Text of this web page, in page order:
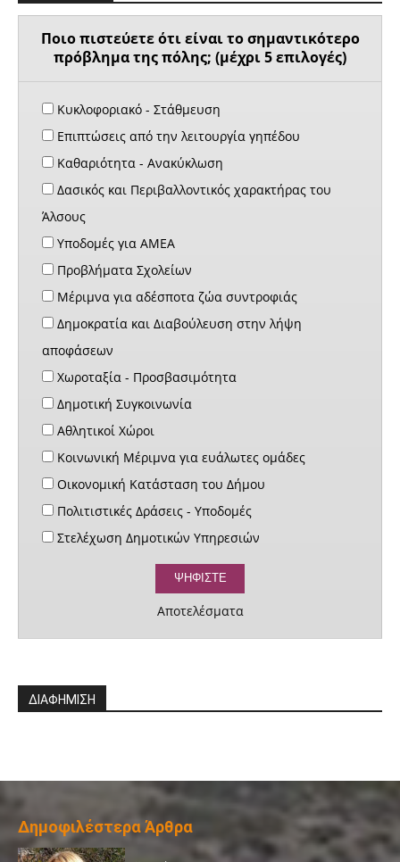
Ποιο πιστεύετε ότι είναι το σημαντικότερο
πρόβλημα της πόλης; (μέχρι 5 επιλογές)
Κυκλοφοριακό - Στάθμευση
Επιπτώσεις από την λειτουργία γηπέδου
Καθαριότητα - Ανακύκλωση
Δασικός και Περιβαλλοντικός χαρακτήρας του
Άλσους
Υποδομές για ΑΜΕΑ
Προβλήματα Σχολείων
Μέριμνα για αδέσποτα ζώα συντροφιάς
Δημοκρατία και Διαβούλευση στην λήψη
αποφάσεων
Χωροταξία - Προσβασιμότητα
Δημοτική Συγκοινωνία
Αθλητικοί Χώροι
Κοινωνική Μέριμνα για ευάλωτες ομάδες
Οικονομική Κατάσταση του Δήμου
Πολιτιστικές Δράσεις - Υποδομές
Στελέχωση Δημοτικών Υπηρεσιών
Αποτελέσματα
ΔΙΑΦΗΜΙΣΗ
Δημοφιλέστερα Άρθρα